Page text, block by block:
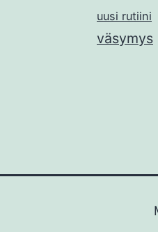
uusi rutiini
väsymys